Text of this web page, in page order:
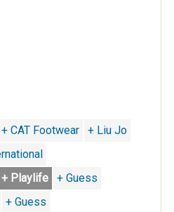
+ CAT Footwear
+ Liu Jo
+ Playlife
+ Guess
+ Guess